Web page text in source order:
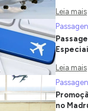
Leia mais
Leia mais
no